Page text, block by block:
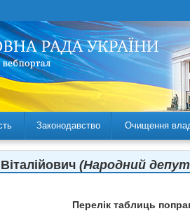
Законодавство Очищення
(Народний
Перелік таблиць